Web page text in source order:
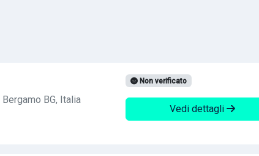
BG, Italia
Non verificato
Vedi dettagli